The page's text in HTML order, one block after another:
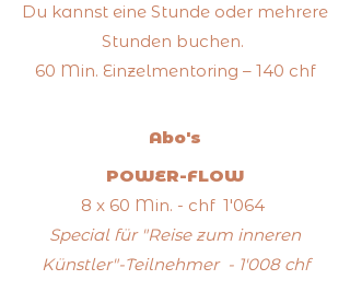
Du kannst eine Stunde oder mehrere
Stunden buchen.
60 Min. Einzelmentoring – 140 chf
Abo's
POWER-FLOW
8 x 60 Min. - chf 1'064
Special für "Reise zum inneren
Künstler"-Teilnehmer - 1'008 chf